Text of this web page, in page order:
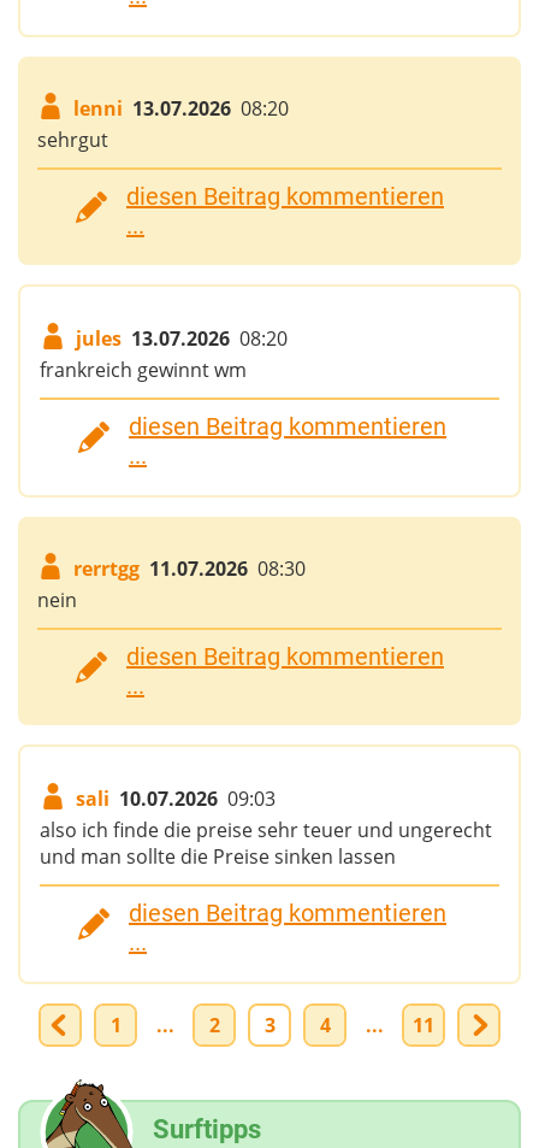
lenni 13.07.2026 08:20
sehrgut
diesen Beitrag kommentieren
...
jules 13.07.2026 08:20
frankreich gewinnt wm
diesen Beitrag kommentieren
...
rerrtgg 11.07.2026 08:30
nein
diesen Beitrag kommentieren
...
sali 10.07.2026 09:03
also ich finde die preise sehr teuer und ungerecht
und man sollte die Preise sinken lassen
diesen Beitrag kommentieren
...
1 ... 2 3 4 ... 11
Surftipps